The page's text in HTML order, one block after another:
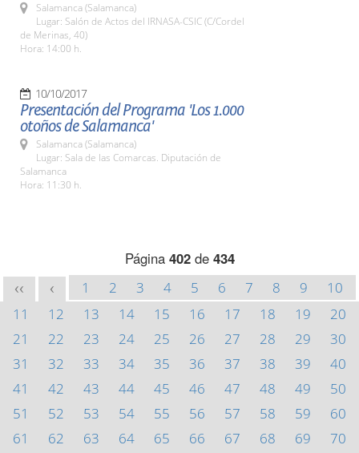
Salamanca (Salamanca)
Lugar: Salón de Actos del IRNASA-CSIC (C/Cordel
de Merinas, 40)
Hora: 14:00 h.
10/10/2017
Presentación del Programa 'Los 1.000
otoños de Salamanca'
Salamanca (Salamanca)
Lugar: Sala de las Comarcas. Diputación de
Salamanca
Hora: 11:30 h.
Página 402de 434
<< < 1 2 3 4 5 6 7 8 9
10
11
12 13 14 15 16 17 18 19
20
21
22 23 24 25 26 27 28 29
30
31
32 33 34 35 36 37 38 39
40
41
42 43 44 45 46 47 48 49
50
51
52 53 54 55 56 57 58 59
60
61
62 63 64 65 66 67 68 69
70